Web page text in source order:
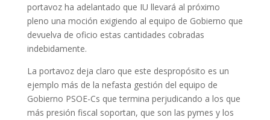
portavoz ha adelantado que IU llevará al próximo
pleno una moción exigiendo al equipo de Gobierno que
devuelva de oficio estas cantidades cobradas
indebidamente.
La portavoz deja claro que este despropósito es un
ejemplo más de la nefasta gestión del equipo de
Gobierno PSOE-Cs que termina perjudicando a los que
más presión fiscal soportan, que son las pymes y los